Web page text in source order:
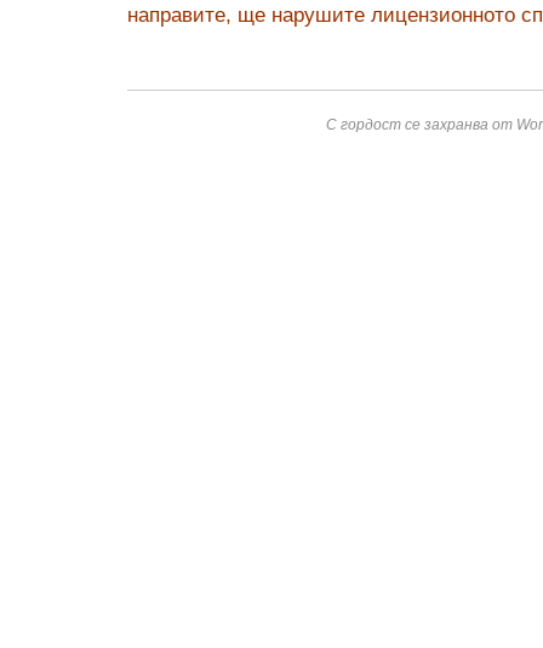
направите, ще нарушите лицензионното
С гордост се захранва от